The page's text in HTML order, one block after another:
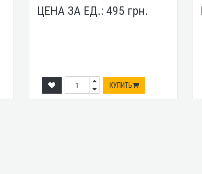
ЦЕНА ЗА ЕД.: 495 грн.
КУПИТЬ